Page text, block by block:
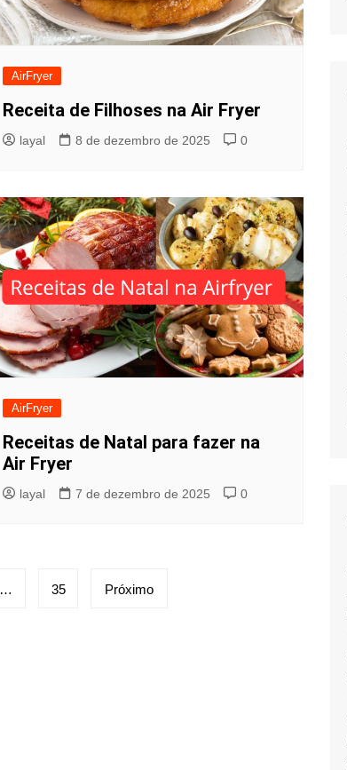
AirFryer
Receita de Filhoses na Air Fryer
layal 8 de dezembro de 2025 0
AirFryer
Receitas de Natal para fazer na
Air Fryer
layal 7 de dezembro de 2025 0
… 35 Próximo